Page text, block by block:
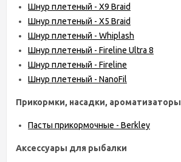
Шнур плетеный - X9 Braid
Шнур плетеный - X5 Braid
Шнур плетеный - Whiplash
Шнур плетеный - Fireline Ultra 8
Шнур плетеный - Fireline
Шнур плетеный - NanoFil
Прикормки, насадки, ароматизаторы
Пасты прикормочные - Berkley
Аксессуары для рыбалки